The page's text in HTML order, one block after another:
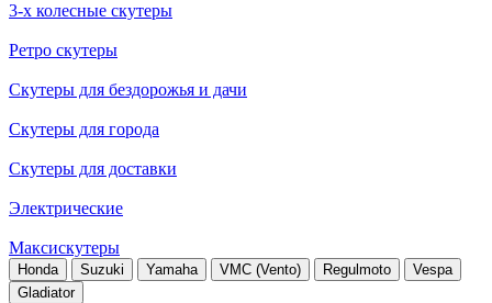
3-х колесные скутеры
Ретро скутеры
Скутеры для бездорожья и дачи
Скутеры для города
Скутеры для доставки
Электрические
Максискутеры
Honda Suzuki Yamaha VMC (Vento) Regulmoto
Vespa
Gladiator